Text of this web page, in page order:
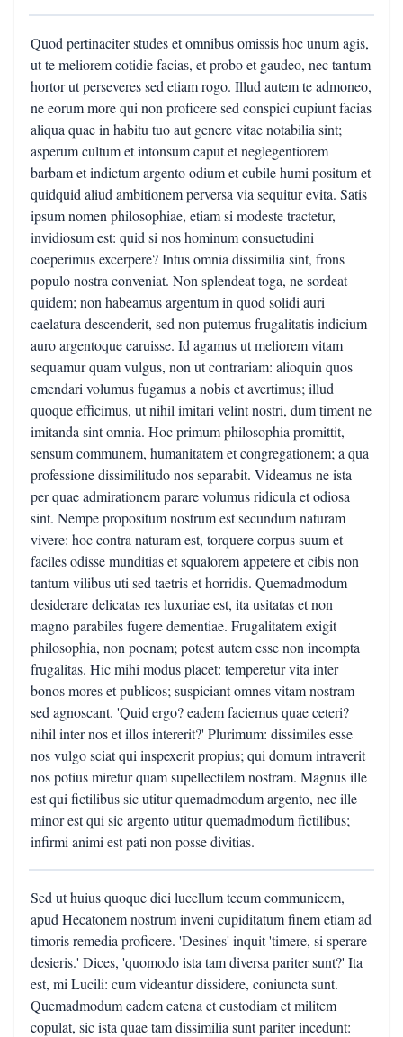
Quod pertinaciter studes et omnibus omissis hoc unum agis,
ut te meliorem cotidie facias, et probo et gaudeo, nec tantum
hortor ut perseveres sed etiam rogo. Illud autem te admoneo,
ne eorum more qui non proficere sed conspici cupiunt facias
aliqua quae in habitu tuo aut genere vitae notabilia sint;
asperum cultum et intonsum caput et neglegentiorem
barbam et indictum argento odium et cubile humi positum et
quidquid aliud ambitionem perversa via sequitur evita. Satis
ipsum nomen philosophiae, etiam si modeste tractetur,
invidiosum est: quid si nos hominum consuetudini
coeperimus excerpere? Intus omnia dissimilia sint, frons
populo nostra conveniat. Non splendeat toga, ne sordeat
quidem; non habeamus argentum in quod solidi auri
caelatura descenderit, sed non putemus frugalitatis indicium
auro argentoque caruisse. Id agamus ut meliorem vitam
sequamur quam vulgus, non ut contrariam: alioquin quos
emendari volumus fugamus a nobis et avertimus; illud
quoque efficimus, ut nihil imitari velint nostri, dum timent ne
imitanda sint omnia. Hoc primum philosophia promittit,
sensum communem, humanitatem et congregationem; a qua
professione dissimilitudo nos separabit. Videamus ne ista
per quae admirationem parare volumus ridicula et odiosa
sint. Nempe propositum nostrum est secundum naturam
vivere: hoc contra naturam est, torquere corpus suum et
faciles odisse munditias et squalorem appetere et cibis non
tantum vilibus uti sed taetris et horridis. Quemadmodum
desiderare delicatas res luxuriae est, ita usitatas et non
magno parabiles fugere dementiae. Frugalitatem exigit
philosophia, non poenam; potest autem esse non incompta
frugalitas. Hic mihi modus placet: temperetur vita inter
bonos mores et publicos; suspiciant omnes vitam nostram
sed agnoscant. 'Quid ergo? eadem faciemus quae ceteri?
nihil inter nos et illos intererit?' Plurimum: dissimiles esse
nos vulgo sciat qui inspexerit propius; qui domum intraverit
nos potius miretur quam supellectilem nostram. Magnus ille
est qui fictilibus sic utitur quemadmodum argento, nec ille
minor est qui sic argento utitur quemadmodum fictilibus;
infirmi animi est pati non posse divitias.
Sed ut huius quoque diei lucellum tecum communicem,
apud Hecatonem nostrum inveni cupiditatum finem etiam ad
timoris remedia proficere. 'Desines' inquit 'timere, si sperare
desieris.' Dices, 'quomodo ista tam diversa pariter sunt?' Ita
est, mi Lucili: cum videantur dissidere, coniuncta sunt.
Quemadmodum eadem catena et custodiam et militem
copulat, sic ista quae tam dissimilia sunt pariter incedunt: